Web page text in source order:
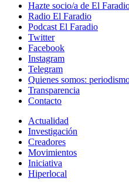
Hazte socio/a de El
Radio El Faradio
Podcast El Faradio
Twitter
Facebook
Instagram
Telegram
Quienes somos:
Transparencia
Contacto
Actualidad
Investigación
Creadores
Movimientos
Iniciativa
Hiperlocal